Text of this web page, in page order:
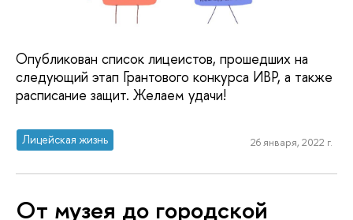
Опубликован список лицеистов, прошедших на
следующий этап Грантового конкурса ИВР, а также
расписание защит. Желаем удачи!
Лицейская жизнь 26 января, 2022 г.
От музея до городской